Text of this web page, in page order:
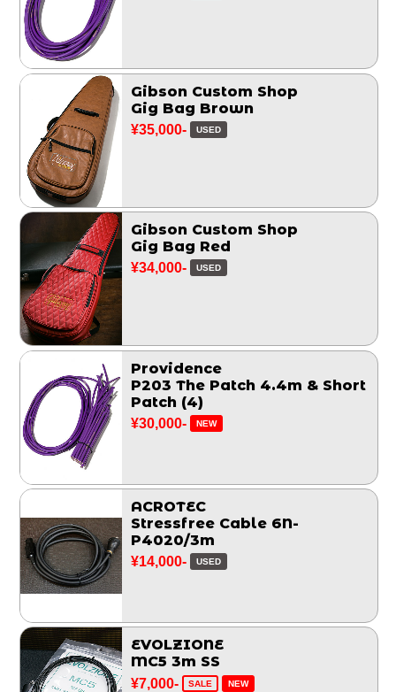
Gibson Custom Shop
Gig Bag Brown
¥35,000- USED
Gibson Custom Shop
Gig Bag Red
¥34,000- USED
Providence
P203 The Patch 4.4m & Short
Patch (4)
¥30,000- NEW
ACROTEC
Stressfree Cable 6N-
P4020/3m
¥14,000- USED
EVOLZIONE
MC5 3m SS
¥7,000- SALE NEW